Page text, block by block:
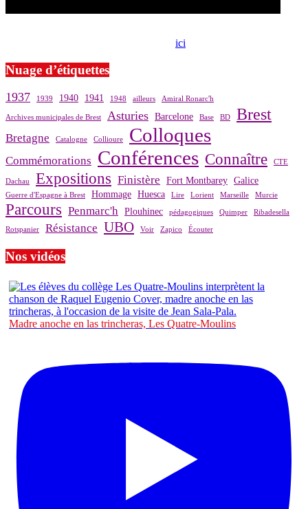
ici
Nuage d’étiquettes
1937 1939 1940 1941 1948 ailleurs Amiral Ronarc'h
Archives municipales de Brest Asturies Barcelone Base BD Brest
Bretagne Catalogne Collioure Colloques
Commémorations Conférences Connaître CTE
Dachau Expositions Finistère Fort Montbarey Galice
Guerre d'Espagne à Brest Hommage Huesca Lire Lorient Marseille Murcie
Parcours Penmarc'h Plouhinec pédagogiques Quimper Ribadesella
Rotspanier Résistance UBO Voir Zapico Écouter
Nos vidéos
Madre anoche en las trincheras, Les Quatre-Moulins